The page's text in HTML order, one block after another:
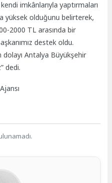
imkânlarıyla yaptırmaları
yüksek olduğunu belirterek,
2000 TL arasında bir
destek oldu.
Antalya Büyükşehir
dedi.